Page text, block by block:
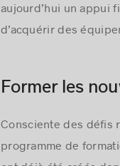
aujourd’hui un appui
d’acquérir des
Former les
Consciente des défis
programme de